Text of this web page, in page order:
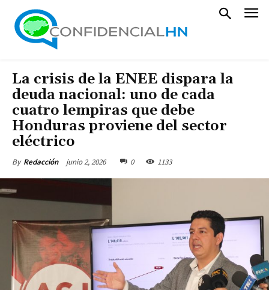
La crisis de la ENEE dispara la
deuda nacional: uno de cada
cuatro lempiras que debe
Honduras proviene del sector
eléctrico
By Redacción junio 2, 2026 0 1133